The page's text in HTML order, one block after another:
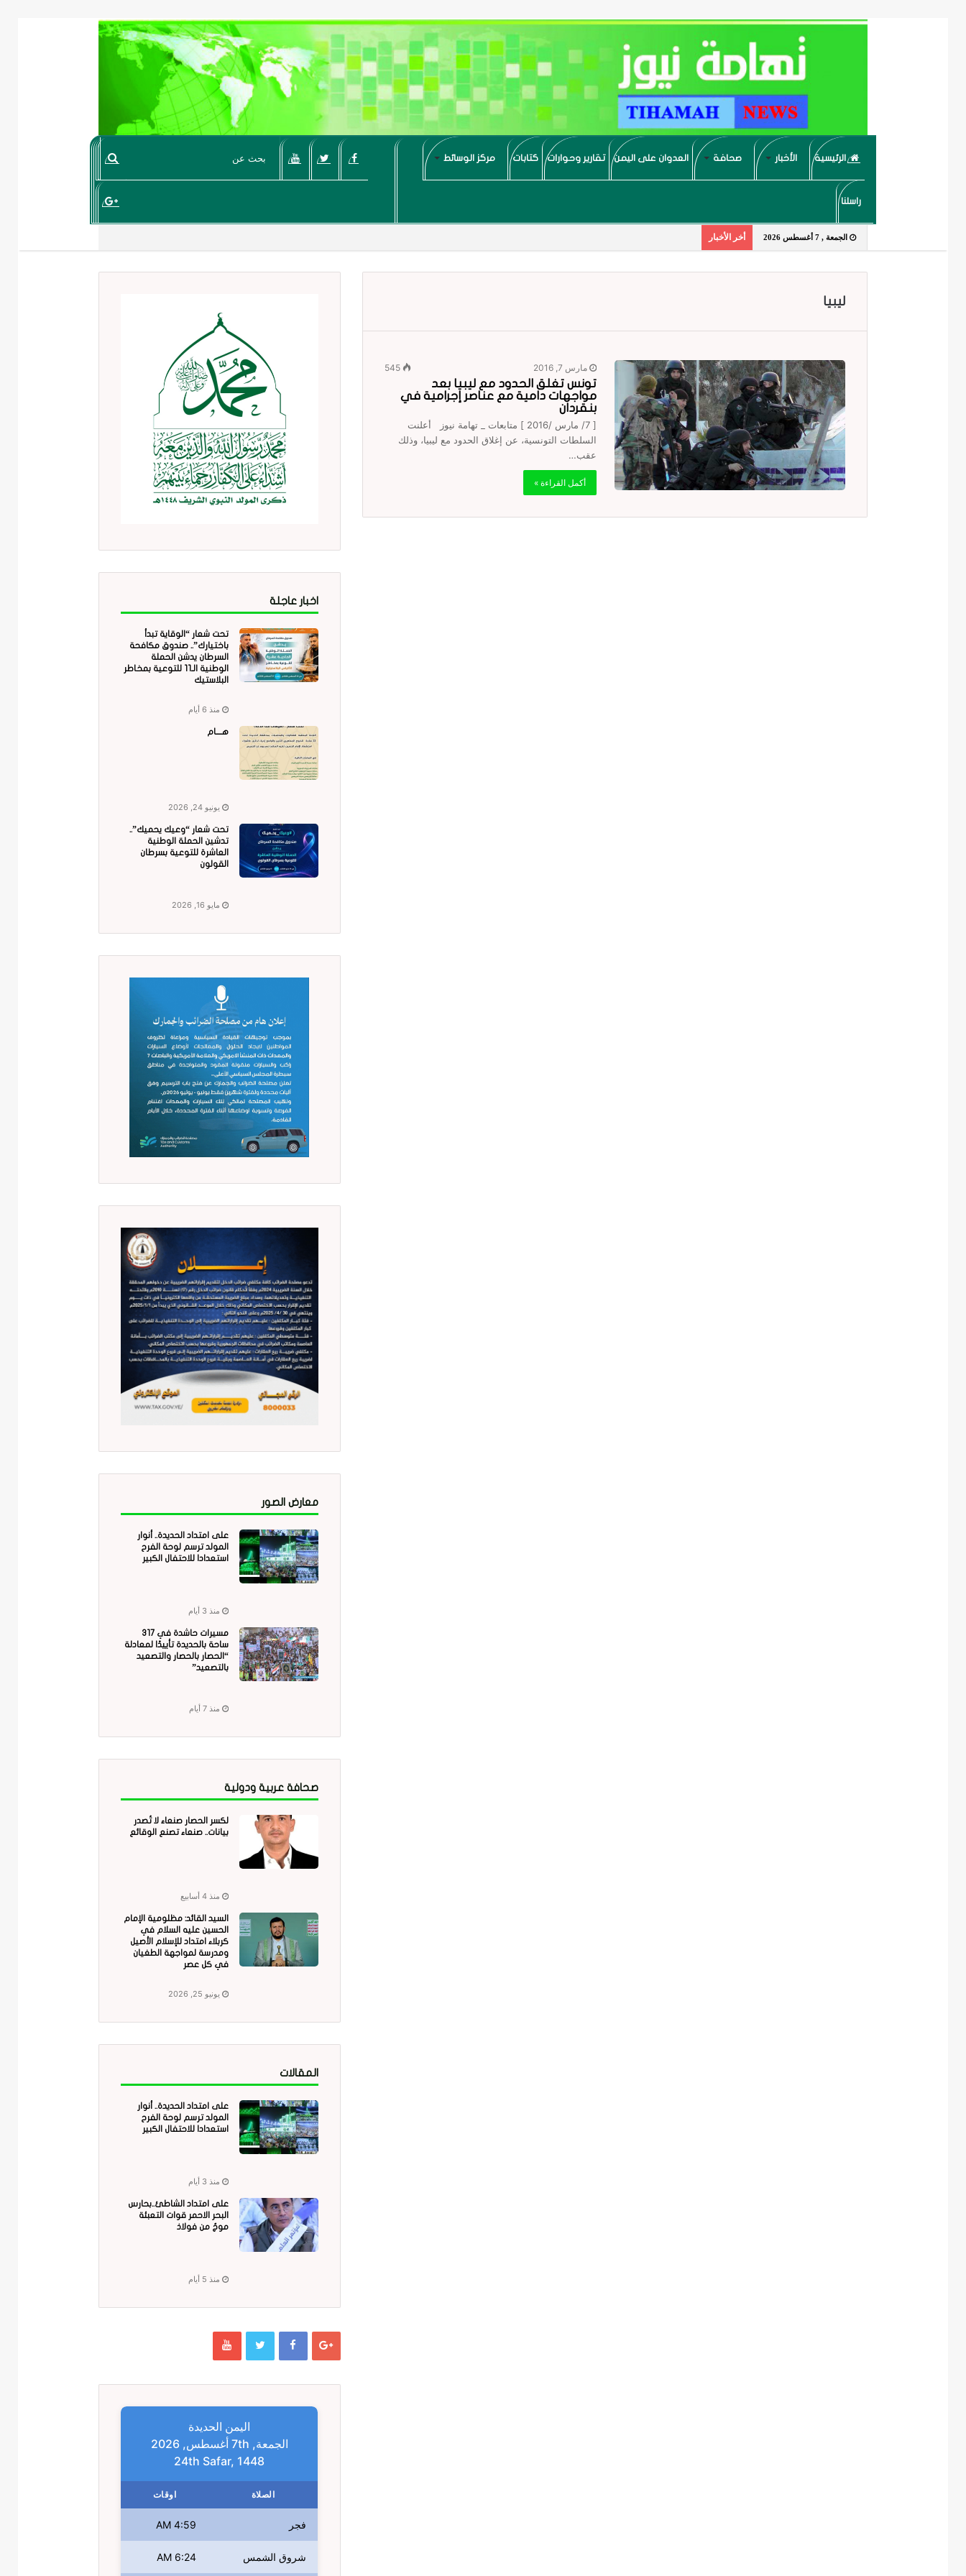
الرئيسية الأخبار صحافة العدوان على اليمن تقارير وحوارات كتابات مركز الوسائط
راسلنا
الجمعة , 7 أغسطس 2026 أخر الأخبار
ليبيا
مارس 7, 2016 545
تونس تغلق الحدود مع ليبيا بعد
مواجهات دامية مع عناصر إجرامية في
بنقردان
[ 7/ مارس /2016 ] متابعات _ تهامة نيوز أعلنت
السلطات التونسية، عن إغلاق الحدود مع ليبيا، وذلك
عقب…
أكمل القراءة »
اخبار عاجلة
تحت شعار “الوقاية تبدأ
باختيارك”.. صندوق مكافحة
السرطان يدشن الحملة
الوطنية الـ11 للتوعية بمخاطر
البلاستيك
منذ 6 أيام
هــــام
يونيو 24, 2026
تحت شعار “وعيك يحميك”..
تدشين الحملة الوطنية
العاشرة للتوعية بسرطان
القولون
مايو 16, 2026
معارض الصور
على امتداد الحديدة.. أنوار
المولد ترسم لوحة الفرح
استعدادا للاحتفال الكبير
منذ 3 أيام
مسيرات حاشدة في 317
ساحة بالحديدة تأييدًا لمعادلة
“الحصار بالحصار والتصعيد
بالتصعيد”
منذ 7 أيام
صحافة عربية ودولية
لكسر الحصار صنعاء لا تُصدر
بيانات.. صنعاء تصنع الوقائع
منذ 4 أسابيع
السيد القائد: مظلومية الإمام
الحسين عليه السلام في
كربلاء امتداد للإسلام الأصيل
ومدرسة لمواجهة الطغيان
في كل عصر
يونيو 25, 2026
المقالات
على امتداد الحديدة.. أنوار
المولد ترسم لوحة الفرح
استعدادا للاحتفال الكبير
منذ 3 أيام
على امتداد الشاطئ..بحارس
البحر الاحمر قوات التعبئة
موجٌ من فولاذ
منذ 5 أيام
اليمن الحديدة
الجمعة, 7th أغسطس, 2026
24th Safar, 1448
الصلاة اوقات
فجر 4:59 AM
شروق الشمس 6:24 AM